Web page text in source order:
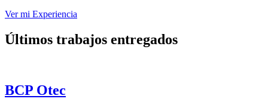
Ver mi Experiencia
Últimos trabajos entregados
BCP Otec